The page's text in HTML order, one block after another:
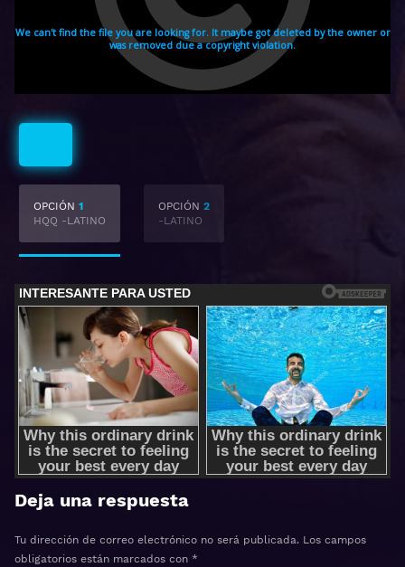
OPCIÓN 1
HQQ -LATINO
OPCIÓN 2
-LATINO
Deja una respuesta
Tu dirección de correo electrónico no será publicada. Los campos
obligatorios están marcados con *